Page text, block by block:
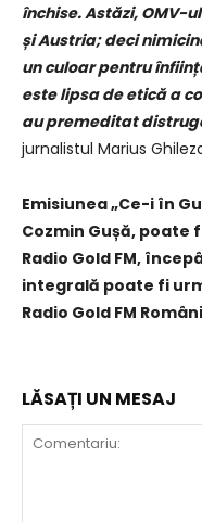
închise. Astăzi, OMV-
și Austria; deci
un culoar pentru
este lipsa de etică a
au premeditat
jurnalistul Marius
Emisiunea „Ce-i în
Cozmin Gușă, poate
Radio Gold FM,
integrală poate fi
Radio Gold FM
LĂSAȚI UN MESAJ